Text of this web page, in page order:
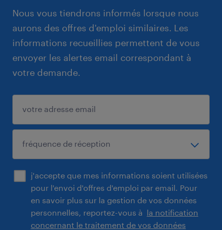
Nous vous tiendrons informés lorsque nous
aurons des offres d'emploi similaires. Les
informations recueillies permettent de vous
envoyer les alertes email correspondant à
votre demande.
j'accepte que mes informations soient utilisées
pour l'envoi d'offres d'emploi par email. Pour
en savoir plus sur la gestion de vos données
personnelles, reportez-vous à la notification
concernant le traitement de vos données